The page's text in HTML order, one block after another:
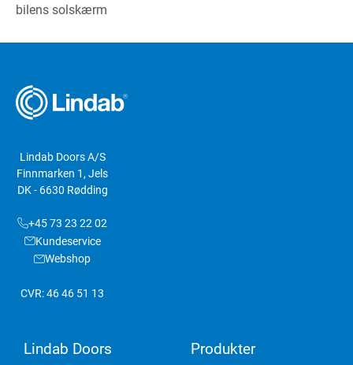
bilens solskærm
Lindab Doors A/S
Finnmarken 1, Jels
DK - 6630 Rødding
+45 73 23 22 02
Kundeservice
Webshop
CVR: 46 46 51 13
Lindab Doors Produkter